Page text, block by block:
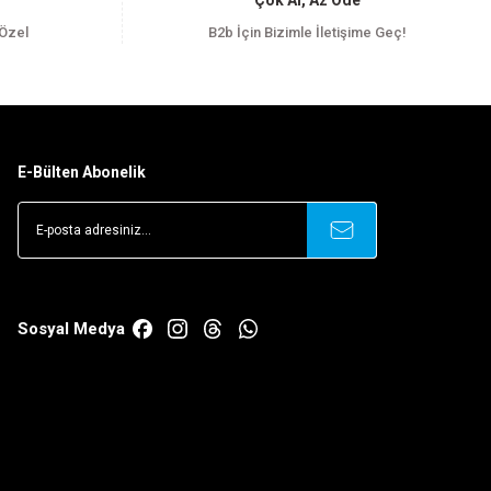
B2b İçin Bizimle İletişime Geç!
E-Bülten Abonelik
Sosyal Medya